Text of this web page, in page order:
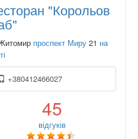
"Корольов
проспект Миру 21 на
+380412466027
45
відгуків